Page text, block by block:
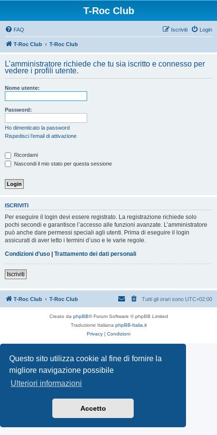
Questo sito utilizza cookie al fine di fornire la
migliore navigazione possibile
Ulteriori informazioni
Accetto
T-Roc Club
FAQ Login
Iscriviti
T-Roc Club T-Roc Club
L’amministratore richiede che tu sia iscritto e connesso per
vedere i profili utente.
Nome utente:
Password:
Ho dimenticato la password
Rispedisci l’email di attivazione
Ricordami
Nascondi il mio stato per questa sessione
ISCRIVITI
Per eseguire il login devi essere registrato. La registrazione richiede solo
pochi secondi e garantisce l’accesso alle funzioni avanzate. L’amministratore
può anche dare permessi speciali agli utenti. Prima di eseguire il login
assicurati di aver letto i termini d’uso e le varie regole.
Condizioni d’uso | Trattamento dei dati personali
Iscriviti
T-Roc Club T-Roc Club Tutti gli orari sono UTC+02:00
Creato da phpBB® Forum Software © phpBB Limited
Traduzione Italiana phpBB-Italia.it
Privacy | Condizioni